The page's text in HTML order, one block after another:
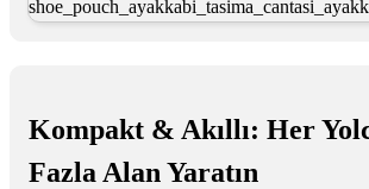
Kompakt & Akıllı: Her
Fazla Alan Yaratın